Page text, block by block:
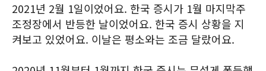
2021년 2월 1일이었어요. 한국 증시가 1월 마지막주
조정장에서 반등한 날이었어요. 한국 증시 상황을 지
켜보고 있었어요. 이날은 평소와는 조금 달랐어요.